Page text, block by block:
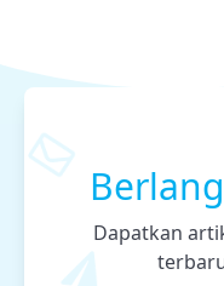
Dapatkan